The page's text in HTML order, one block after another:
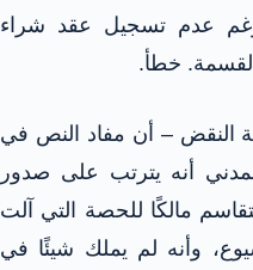
عدم تسجيل عقد شراء
خطأ.
النقض – أن مفاد النص في
المدني أنه يترتب على صدور
مالكًا للحصة التي آلت
وأنه لم يملك شيئًا في